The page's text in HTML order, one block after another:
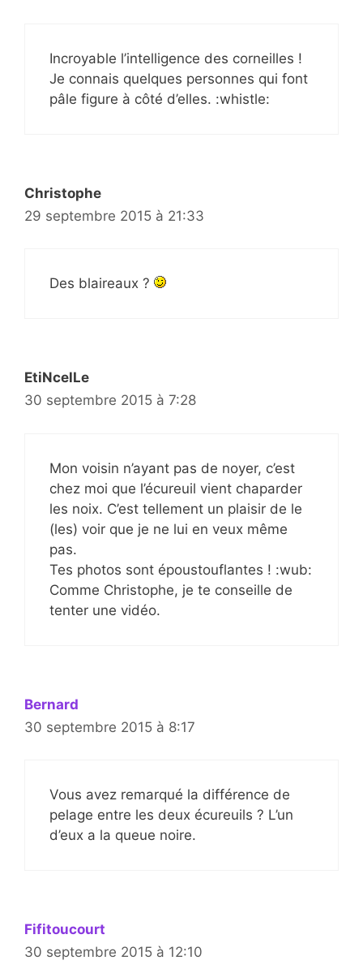
Incroyable l’intelligence des corneilles !
Je connais quelques personnes qui font
pâle figure à côté d’elles. :whistle:
Christophe
29 septembre 2015 à 21:33
Des blaireaux ?
EtiNcelLe
30 septembre 2015 à 7:28
Mon voisin n’ayant pas de noyer, c’est
chez moi que l’écureuil vient chaparder
les noix. C’est tellement un plaisir de le
(les) voir que je ne lui en veux même
pas.
Tes photos sont époustouflantes ! :wub:
Comme Christophe, je te conseille de
tenter une vidéo.
Bernard
30 septembre 2015 à 8:17
Vous avez remarqué la différence de
pelage entre les deux écureuils ? L’un
d’eux a la queue noire.
Fifitoucourt
30 septembre 2015 à 12:10